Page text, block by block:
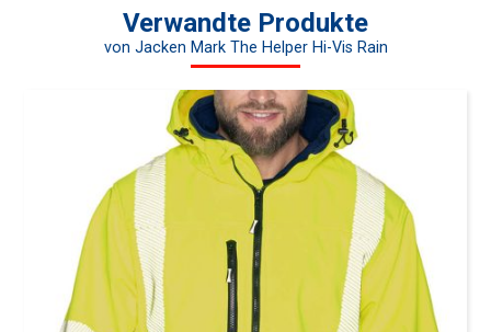
Verwandte Produkte
von Jacken Mark The Helper Hi-Vis Rain